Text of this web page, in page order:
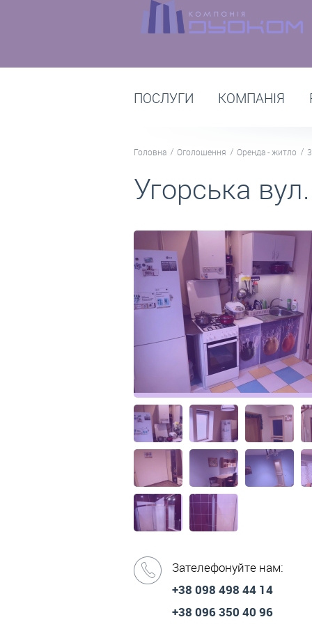
ПОСЛУГИ КОМПАНІЯ
Головна Оголошення Оренда - житло
Угорська вул.
Зателефонуйте нам:
+38 098 498 44 14
+38 096 350 40 96